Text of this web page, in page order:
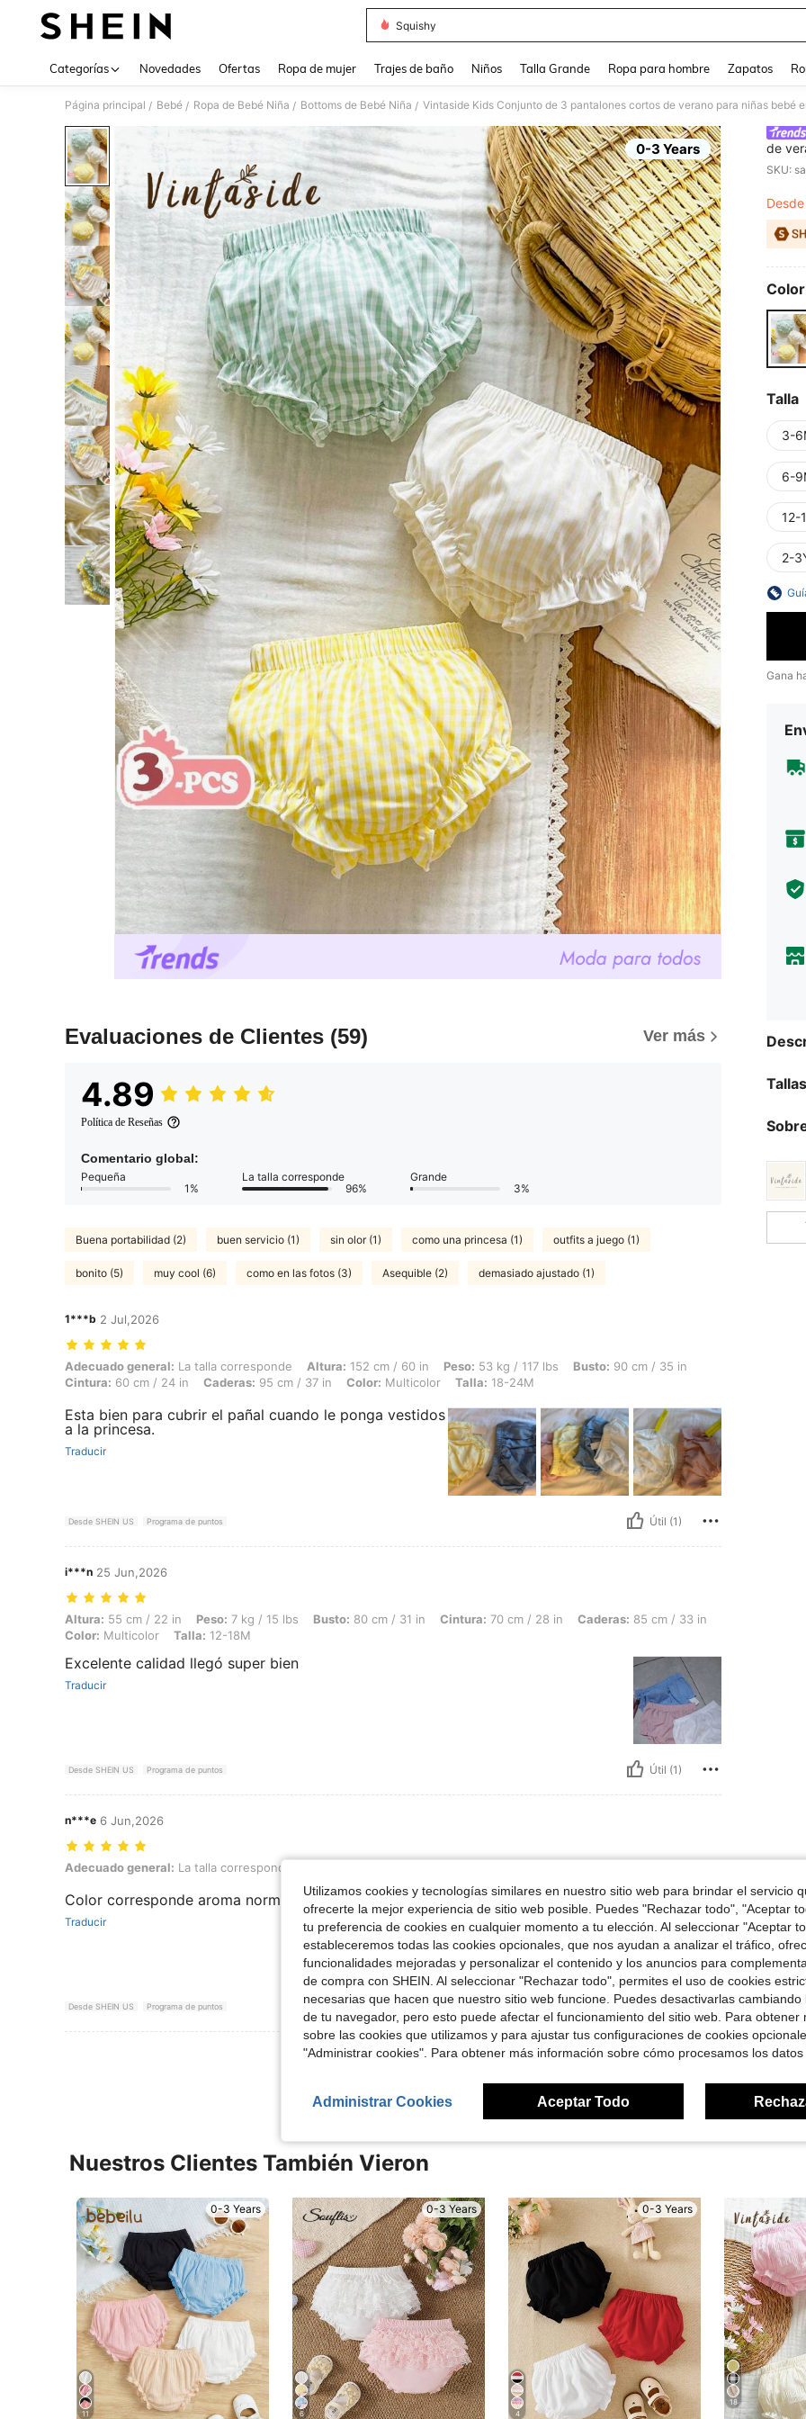
Squishy
Categorías Novedades Ofertas Ropa de mujer Trajes de baño Niños Talla Grande Ropa para hombre Zapatos
Página principal / Bebé / Ropa de Bebé Niña / Bottoms de Bebé Niña /
0-3 Years
Evaluaciones de Clientes (59) Ver más
4.89
Política de Reseñas
Comentario global:
Pequeña
1%
La talla corresponde
96%
Grande
3%
Buena portabilidad (2) buen servicio (1) sin olor (1) como una princesa (1) outfits a juego (1)
bonito (5) muy cool (6) como en las fotos (3) Asequible (2) demasiado ajustado (1)
1***b 2 Jul,2026
Adecuado general: La talla corresponde, Altura: 152 cm / 60 in, Peso: 53 kg / 117 lbs, Busto: 90 cm / 35 in, Cintura: 60 cm / 24 in, Caderas: 95 cm /
Adecuado general: La talla corresponde Altura: 152 cm / 60 in Peso: 53 kg / 117 lbs Busto: 90 cm / 35 in
Cintura: 60 cm / 24 in Caderas: 95 cm / 37 in Color: Multicolor Talla: 18-24M
Esta bien para cubrir el pañal cuando le ponga vestidos
a la princesa.
Traducir
Desde SHEIN US Programa de puntos Útil (1)
i***n 25 Jun,2026
Altura: 55 cm / 22 in, Peso: 7 kg / 15 lbs, Busto: 80 cm / 31 in, Cintura: 70 cm / 28 in, Caderas: 85 cm / 33 in, Color: Multicolor, Talla: 12-18M
Altura: 55 cm / 22 in Peso: 7 kg / 15 lbs Busto: 80 cm / 31 in Cintura: 70 cm / 28 in Caderas: 85 cm / 33 in
Color: Multicolor Talla: 12-18M
Excelente calidad llegó super bien
Traducir
Desde SHEIN US Programa de puntos Útil (1)
n***e 6 Jun,2026
Adecuado general: La talla corresponde, Peso: 7 kg / 15 lbs, Color: Multicolor, Talla: 9-12M
Adecuado general: La talla corresponde
Color corresponde aroma normal fiel a la talla recomendado 10/10
Traducir
Desde SHEIN US Programa de puntos Útil (0)
Ver Más Reseñas
de
fiesta
SKU:
Desde
Talla
3-
6-
12-
2-
Gana
Nuestros Clientes También Vieron
0-3 Years
11
0-3 Years
6
0-3 Years
4
18
Utilizamos cookies y tecnologías similares en nuestro sitio web para brindar el servicio
ofrecerte la mejor experiencia de sitio web posible. Puedes "Rechazar todo", "Aceptar
tu preferencia de cookies en cualquier momento a tu elección. Al seleccionar "Aceptar
estableceremos todas las cookies opcionales, que nos ayudan a analizar el tráfico,
funcionalidades mejoradas y personalizar el contenido y los anuncios para
de compra con SHEIN. Al seleccionar "Rechazar todo", permites el uso de cookies
necesarias que hacen que nuestro sitio web funcione. Puedes desactivarlas cambiando
de tu navegador, pero esto puede afectar el funcionamiento del sitio web. Para obtener
sobre las cookies que utilizamos y para ajustar tus configuraciones de cookies
"Administrar cookies". Para obtener más información sobre cómo procesamos los datos
Administrar Cookies Aceptar Todo